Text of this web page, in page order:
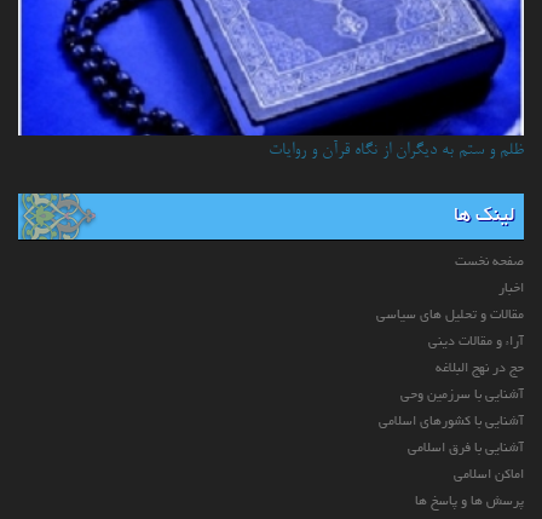
ظلم و ستم به دیگران از نگاه قرآن و روایات
لینک ها
صفحه نخست
اخبار
مقالات و تحلیل های سیاسی
آراء و مقالات دینی
حج در نهج البلاغه
آشنایی با سرزمین وحی
آشنایی با کشورهای اسلامی
آشنایی با فرق اسلامی
اماکن اسلامی
پرسش ها و پاسخ ها